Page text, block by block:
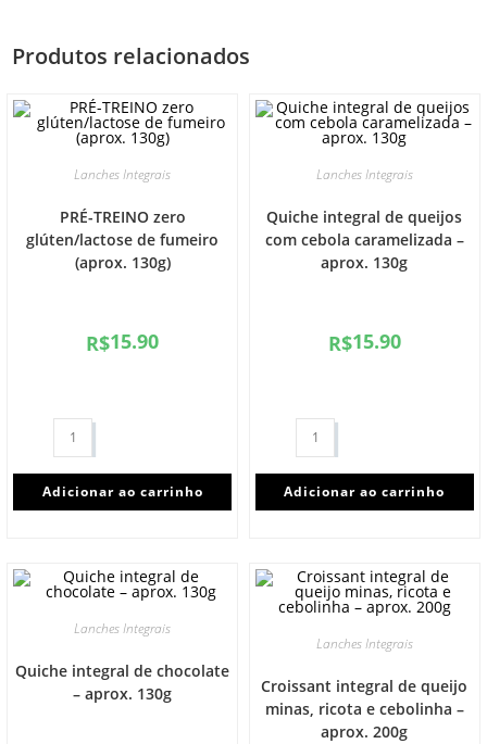
Produtos relacionados
Lanches Integrais
PRÉ-TREINO zero
glúten/lactose de fumeiro
(aprox. 130g)
R$15.90
Adicionar ao carrinho
Lanches Integrais
Quiche integral de queijos
com cebola caramelizada –
aprox. 130g
R$15.90
Adicionar ao carrinho
Lanches Integrais
Quiche integral de chocolate
– aprox. 130g
Lanches Integrais
Croissant integral de queijo
minas, ricota e cebolinha –
aprox. 200g